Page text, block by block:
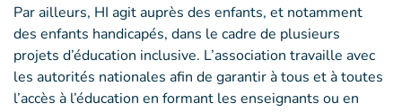
Par ailleurs, HI agit auprès des enfants, et notamment
des enfants handicapés, dans le cadre de plusieurs
projets d’éducation inclusive. L’association travaille avec
les autorités nationales afin de garantir à tous et à toutes
l’accès à l’éducation en formant les enseignants ou en